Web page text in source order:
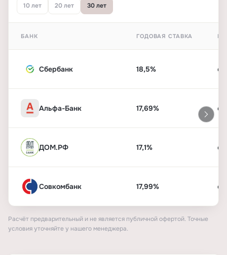
10 лет 20 лет 30 лет
БАНК ГОДОВАЯ СТАВКА
Сбербанк 18,5%
Альфа-Банк 17,69%
ДОМ.РФ 17,1%
Совкомбанк 17,99%
Расчёт предварительный и не является публичной офертой. Точные
условия уточняйте у нашего менеджера.